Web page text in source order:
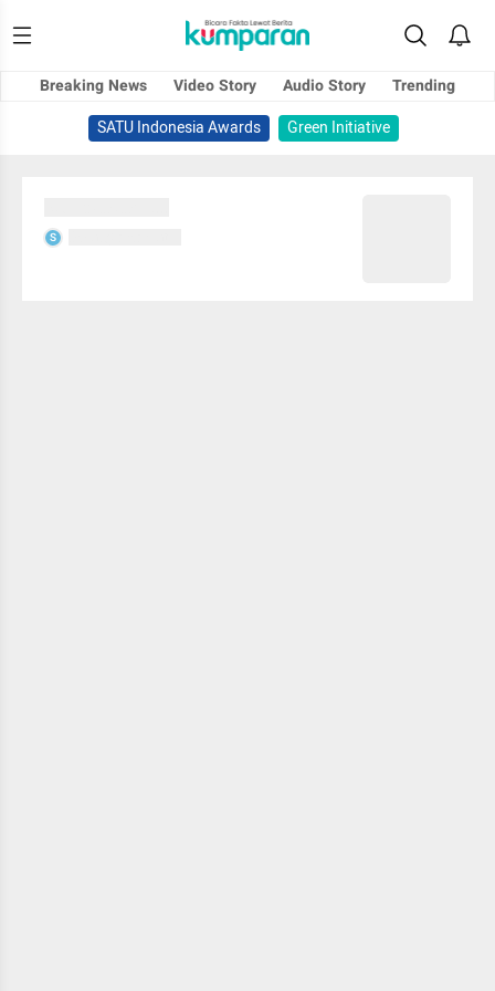
Breaking News Video Story Audio Story
Trending
SATU Indonesia Awards
Green Initiative
S